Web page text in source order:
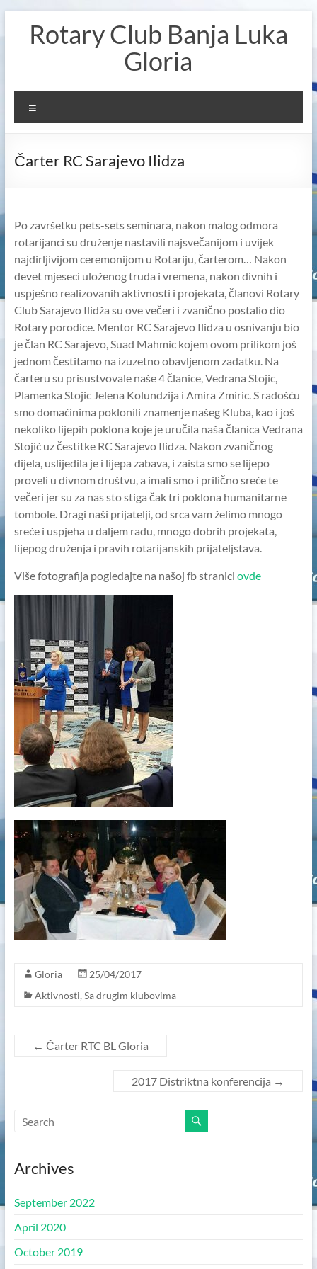
contentRotary Club Banja Luka
Gloria
Čarter RC Sarajevo Ilidza
Po završetku pets-sets seminara, nakon malog odmora
rotarijanci su druženje nastavili najsvečanijom i uvijek
najdirljivijom ceremonijom u Rotariju, čarterom… Nakon
devet mjeseci uloženog truda i vremena, nakon divnih i
uspješno realizovanih aktivnosti i projekata, članovi Rotary
Club Sarajevo Ilidža su ove večeri i zvanično postalio dio
Rotary porodice. Mentor RC Sarajevo Ilidza u osnivanju bio
je član RC Sarajevo, Suad Mahmic kojem ovom prilikom još
jednom čestitamo na izuzetno obavljenom zadatku. Na
čarteru su prisustvovale naše 4 članice, Vedrana Stojic,
Plamenka Stojic Jelena Kolundzija i Amira Zmiric. S radošću
smo domaćinima poklonili znamenje našeg Kluba, kao i još
nekoliko lijepih poklona koje je uručila naša članica Vedrana
Stojić uz čestitke RC Sarajevo Ilidza. Nakon zvaničnog
dijela, uslijedila je i lijepa zabava, i zaista smo se lijepo
proveli u divnom društvu, a imali smo i prilično sreće te
večeri jer su za nas sto stiga čak tri poklona humanitarne
tombole. Dragi naši prijatelji, od srca vam želimo mnogo
sreće i uspjeha u daljem radu, mnogo dobrih projekata,
lijepog druženja i pravih rotarijanskih prijateljstava.
Više fotografija pogledajte na našoj fb stranici ovde
Gloria
25/04/2017
Aktivnosti, Sa drugim klubovima
← Čarter RTC BL Gloria
2017 Distriktna konferencija →
Archives
September 2022
April 2020
October 2019